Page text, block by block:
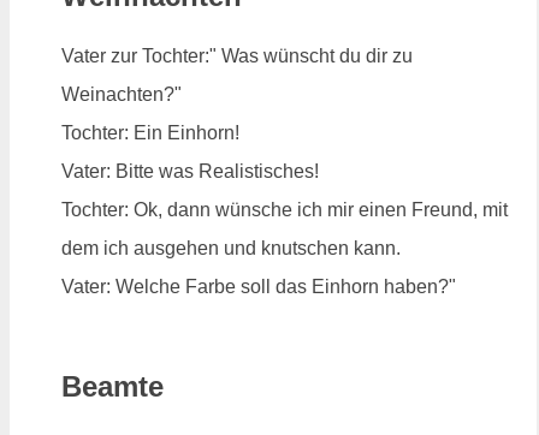
Vater zur Tochter:" Was wünscht du dir zu
Weinachten?"
Tochter: Ein Einhorn!
Vater: Bitte was Realistisches!
Tochter: Ok, dann wünsche ich mir einen Freund, mit
dem ich ausgehen und knutschen kann.
Vater: Welche Farbe soll das Einhorn haben?"
Beamte